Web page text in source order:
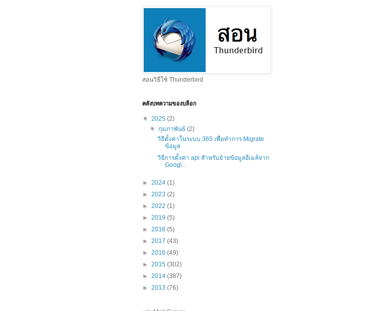
สอนวิธีใช้ Thunderbird
คลังบทความของบล็อก
▼ 2025 (2)
▼ กุมภาพันธ์(2)
วิธีตั้งค่าในระบบ 365 เพื่อทำการ Migrate
ข้อมูล
วิธีการตั้งค่า api สำหรับย้ายข้อมูลอีเมล์จาก
Googl...
► 2024 (1)
► 2023 (2)
► 2022 (1)
► 2019 (5)
► 2018 (5)
► 2017 (43)
► 2016 (49)
► 2015 (302)
► 2014 (387)
► 2013 (76)